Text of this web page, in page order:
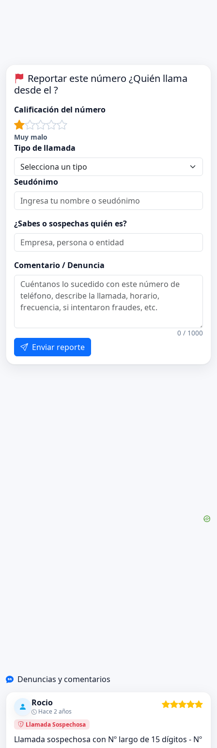
Reportar este número ¿Quién llama
desde el ?
Calificación del número
Muy malo
Tipo de llamada
Seudónimo
¿Sabes o sospechas quién es?
Comentario / Denuncia
0 / 1000
Enviar reporte
Denuncias y comentarios
Rocio
Hace 2 años
Llamada Sospechosa
Llamada sospechosa con Nº largo de 15 dígitos - Nº